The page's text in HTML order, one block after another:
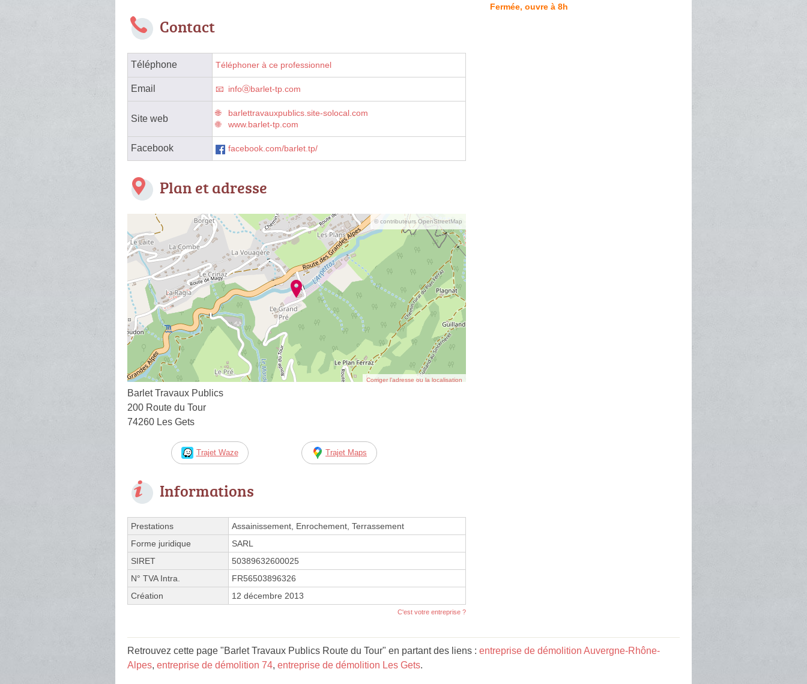
Contact
Téléphone Téléphoner à ce professionnel
Email infoⓐbarlet-tp.com
Site web
barlettravauxpublics.site-solocal.com
www.barlet-tp.com
Facebook facebook.com/barlet.tp/
Plan et adresse
© contributeurs OpenStreetMap
Corriger l’adresse ou la localisation
Barlet Travaux Publics
200 Route du Tour
74260 Les Gets
Trajet Waze Trajet Maps
Informations
Prestations
Assainissement, Enrochement, Terrassement
Forme juridique
SARL
SIRET
50389632600025
N° TVA Intra.
FR56503896326
Création
12 décembre 2013
C'est votre entreprise ?
Fermée, ouvre à 8h
Retrouvez cette page "Barlet Travaux Publics Route du Tour" en partant des liens : entreprise de démolition Auvergne-Rhône-
Alpes, entreprise de démolition 74, entreprise de démolition Les Gets.